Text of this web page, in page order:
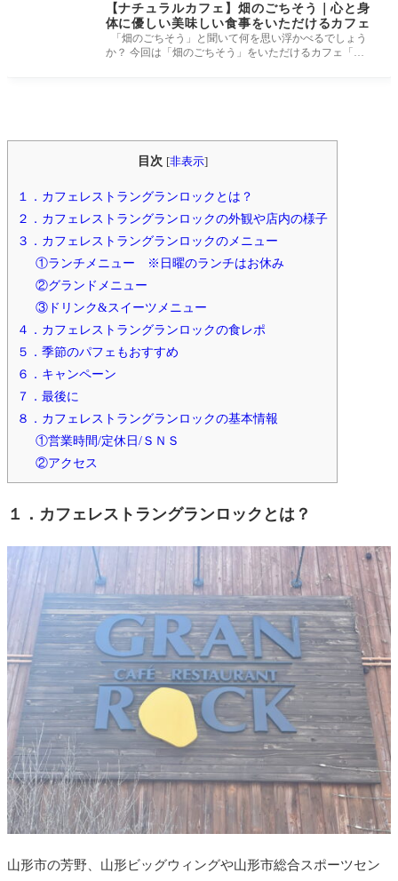
【ナチュラルカフェ】畑のごちそう｜心と身
体に優しい美味しい食事をいただけるカフェ
「畑のごちそう」と聞いて何を思い浮かべるでしょう
か？ 今回は「畑のごちそう」をいただけるカフェ「ナ
目次 [非表示]
１．カフェレストラングランロックとは？
２．カフェレストラングランロックの外観や店内の様子
３．カフェレストラングランロックのメニュー
①ランチメニュー ※日曜のランチはお休み
②グランドメニュー
③ドリンク&スイーツメニュー
４．カフェレストラングランロックの食レポ
５．季節のパフェもおすすめ
６．キャンペーン
７．最後に
８．カフェレストラングランロックの基本情報
①営業時間/定休日/ＳＮＳ
②アクセス
１．カフェレストラングランロックとは？
山形市の芳野、山形ビッグウィングや山形市総合スポーツセン